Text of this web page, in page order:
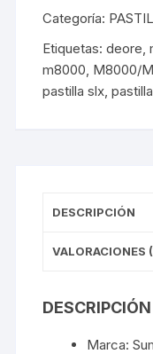
26
Semi-
metalica
cantidad
Categoría:
Etiquetas:deore ,
m8000 M8000/
pastilla slx ,
DESCRIPCIÓN
VALORACIONES
DESCRIPCIÓN
Marca: